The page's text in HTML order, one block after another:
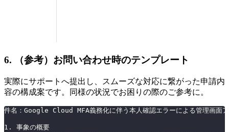
6. （参考）お問い合わせ時のテンプレート
実際にサポートへ提出し、スムーズな対応に繋がった申請内
容の構成案です。同様の状況でお困りの際のご参考に。
件名：Google Cloud MFA義務化に伴う本人確認エラーによる管理画面
1. 事象の概要